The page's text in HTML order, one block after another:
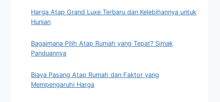
Harga Atap Grand Luxe Terbaru dan Kelebihannya untuk
Hunian
Bagaimana Pilih Atap Rumah yang Tepat? Simak
Panduannya
Biaya Pasang Atap Rumah dan Faktor yang
Mempengaruhi Harga